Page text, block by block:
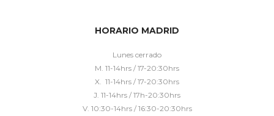
HORARIO MADRID
Lunes cerrado
M. 11-14hrs / 17-20:30hrs
X. 11-14hrs / 17-20:30hrs
J. 11-14hrs / 17h-20:30hrs
V. 10:30-14hrs / 16:30-20:30hrs